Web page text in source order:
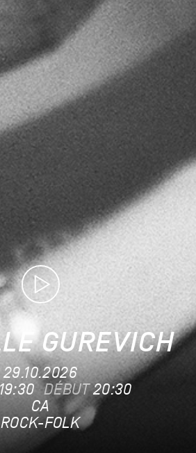
GUREVICH
29.10.2026
19:30 DÉBUT 20:30
CA
ROCK-FOLK